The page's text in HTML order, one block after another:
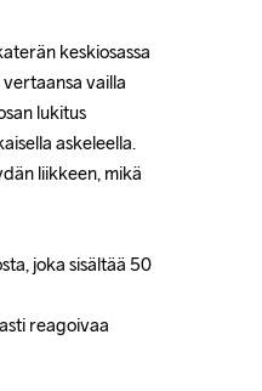
keskiosassa
vailla
lukitus
askeleella.
liikkeen, mikä
joka sisältää 50
reagoivaa
keskiosassa
vailla
lukitus
askeleella.
liikkeen, mikä
joka sisältää 50
reagoivaa